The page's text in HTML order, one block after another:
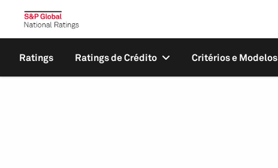
Ratings Ratings de Crédito Critérios e Modelos